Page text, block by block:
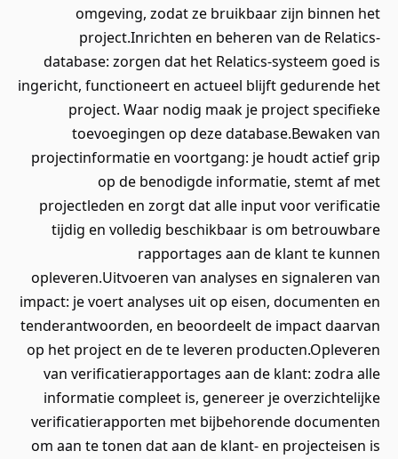
omgeving, zodat ze bruikbaar zijn binnen het
project.Inrichten en beheren van de Relatics-
database: zorgen dat het Relatics-systeem goed is
ingericht, functioneert en actueel blijft gedurende het
project. Waar nodig maak je project specifieke
toevoegingen op deze database.Bewaken van
projectinformatie en voortgang: je houdt actief grip
op de benodigde informatie, stemt af met
projectleden en zorgt dat alle input voor verificatie
tijdig en volledig beschikbaar is om betrouwbare
rapportages aan de klant te kunnen
opleveren.Uitvoeren van analyses en signaleren van
impact: je voert analyses uit op eisen, documenten en
tenderantwoorden, en beoordeelt de impact daarvan
op het project en de te leveren producten.Opleveren
van verificatierapportages aan de klant: zodra alle
informatie compleet is, genereer je overzichtelijke
verificatierapporten met bijbehorende documenten
om aan te tonen dat aan de klant- en projecteisen is